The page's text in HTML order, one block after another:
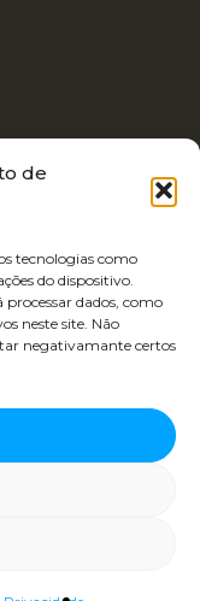
de
tecnologias como
do dispositivo.
dados, como
neste site. Não
negativamante certos
45